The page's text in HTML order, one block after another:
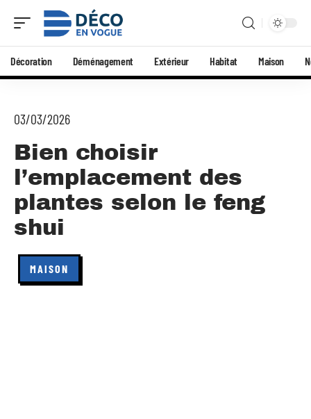
Décoration Déménagement Extérieur Habitat Maison
03/03/2026
Bien choisir
l’emplacement des
plantes selon le feng
shui
MAISON